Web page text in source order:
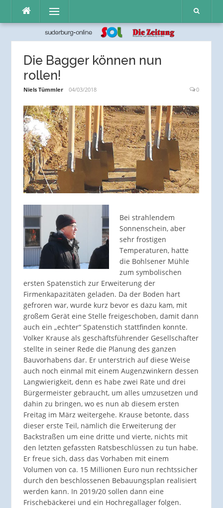
Inhalt
Menü
Die Bagger können nun
rollen!
Niels Tümmler 04/03/2018 0
Bei strahlendem
Sonnenschein, aber
sehr frostigen
Temperaturen, hatte
die Bohlsener Mühle
zum symbolischen
ersten Spatenstich zur Erweiterung der
Firmenkapazitäten geladen. Da der Boden hart
gefroren war, wurde kurz bevor es dazu kam, mit
großem Gerät eine Stelle freigeschoben, damit dann
auch ein „echter“ Spatenstich stattfinden konnte.
Volker Krause als geschäftsführender Gesellschafter
stellte in seiner Rede die Planung des ganzen
Bauvorhabens dar. Er unterstrich auf diese Weise
auch noch einmal mit einem Augenzwinkern dessen
Langwierigkeit, denn es habe zwei Räte und drei
Bürgermeister gebraucht, um alles umzusetzen und
dahin zu bringen, wo es nun ab diesem ersten
Freitag im März weitergehe. Krause betonte, dass
dieser erste Teil, nämlich die Erweiterung der
Backstraßen um eine dritte und vierte, nichts mit
den letzten gefassten Ratsbeschlüssen zu tun habe.
Er freue sich, dass das Vorhaben mit einem
Volumen von ca. 15 Millionen Euro nun rechtssicher
durch den beschlossenen Bebauungsplan realisiert
werden kann. In 2019/20 sollen dann eine
Frischebäckerei und ein Hochregallager folgen.